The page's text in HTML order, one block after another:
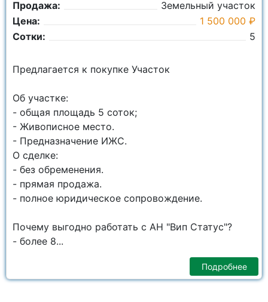
Продажа:
Земельный участок
Цена:
1 500 000 ₽
Сотки:
5
Предлагается к покупке Участок
Об участке:
- общая площадь 5 соток;
- Живописное место.
- Предназначение ИЖС.
О сделке:
- без обременения.
- прямая продажа.
- полное юридическое сопровождение.
Почему выгодно работать с АН "Вип Статус"?
- более 8...
Подробнее